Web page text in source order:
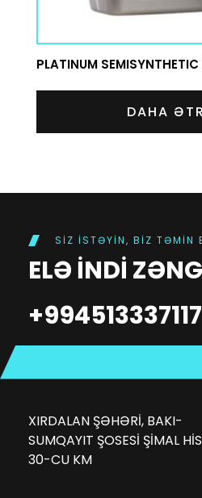
PLATINUM
DAHA
SIZ ISTƏYIN, BIZ TƏMIN
ELƏ INDI
+994513337117
XIRDALAN ŞƏHƏRI, BAKI-
SUMQAYIT ŞOSESI ŞIMAL
30-CU KM